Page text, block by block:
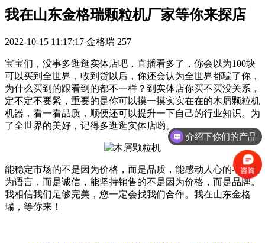
我在山东金格瑞颗粒机厂家等你来探店
2022-10-15 11:17:17 金格瑞 257
宝宝们，没事多逛逛实体店吧，直播看多了，你会以为100块
可以买到全世界，收到货以后，你还会认为全世界都骗了你，
为什么买到的跟看到的都不一样？到实体店你买不买没关系，
定不定不要紧，重要的是你可以摸一摸实实在在的木屑颗粒机
机器，看一看品质，顺便还可以提升一下自己的行业知识。为
了全世界的美好，记得多逛逛实体店哟。
能稳定市场的不是因为价格，而是品质，能感动人心的不是因
为语言，而是诚信，能坚持销售的不是因为价格，而是品牌。
我相信我们足够完美，您一定会找我们合作。我在山东金格
瑞，等你来！
介绍下你们的产品